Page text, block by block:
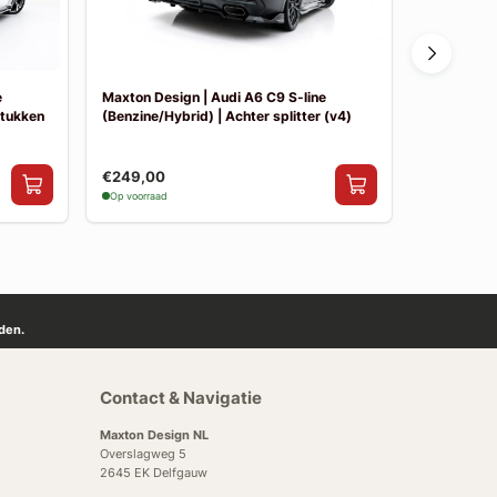
Maxton Design | Audi A6 C9 S-line
(Benzine/Hybrid) | Achter splitter (v4)
€249,00
Op voorraad
Contact & Navigatie
Maxton Design NL
Overslagweg 5
2645 EK Delfgauw